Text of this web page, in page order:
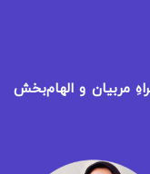
مربیان و الهام‌بخش